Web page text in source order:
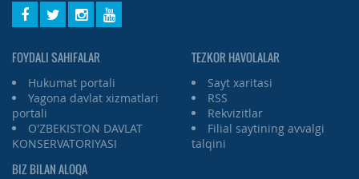
FOYDALI SAHIFALAR
Hukumat portali
Yagona davlat xizmatlari
portali
O'ZBEKISTON DAVLAT
KONSERVATORIYASI
TEZKOR HAVOLALAR
Sayt xaritasi
RSS
Rekvizitlar
Filial saytining avvalgi
talqini
BIZ BILAN ALOQA